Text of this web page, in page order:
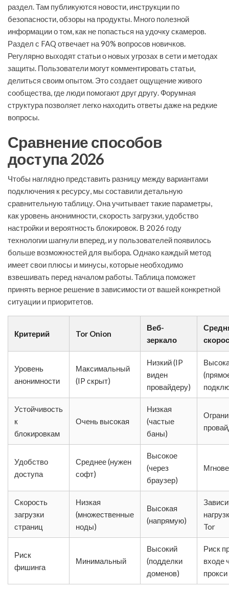
раздел. Там публикуются новости, инструкции по
безопасности, обзоры на продукты. Много полезной
информации о том, как не попасться на удочку скамеров.
Раздел с FAQ отвечает на 90% вопросов новичков.
Регулярно выходят статьи о новых угрозах в сети и методах
защиты. Пользователи могут комментировать статьи,
делиться своим опытом. Это создает ощущение живого
сообщества, где люди помогают друг другу. Форумная
структура позволяет легко находить ответы даже на редкие
вопросы.
Сравнение способов
доступа 2026
Чтобы наглядно представить разницу между вариантами
подключения к ресурсу, мы составили детальную
сравнительную таблицу. Она учитывает такие параметры,
как уровень анонимности, скорость загрузки, удобство
настройки и вероятность блокировок. В 2026 году
технологии шагнули вперед, и у пользователей появилось
больше возможностей для выбора. Однако каждый метод
имеет свои плюсы и минусы, которые необходимо
взвешивать перед началом работы. Таблица поможет
принять верное решение в зависимости от вашей конкретной
ситуации и приоритетов.
Критерий Tor Onion
Веб-
зеркало
Уровень
анонимности
Максимальный
(IP скрыт)
Низкий (IP
виден
провайдеру)
Устойчивость
к
блокировкам
Очень высокая
Низкая
(частые
баны)
Удобство
доступа
Среднее (нужен
софт)
Высокое
(через
браузер)
Скорость
загрузки
страниц
Низкая
(множественные
ноды)
Высокая
(напрямую)
Tor
Риск
фишинга
Минимальный
Высокий
(подделки
доменов)
Риск
входе
прокси